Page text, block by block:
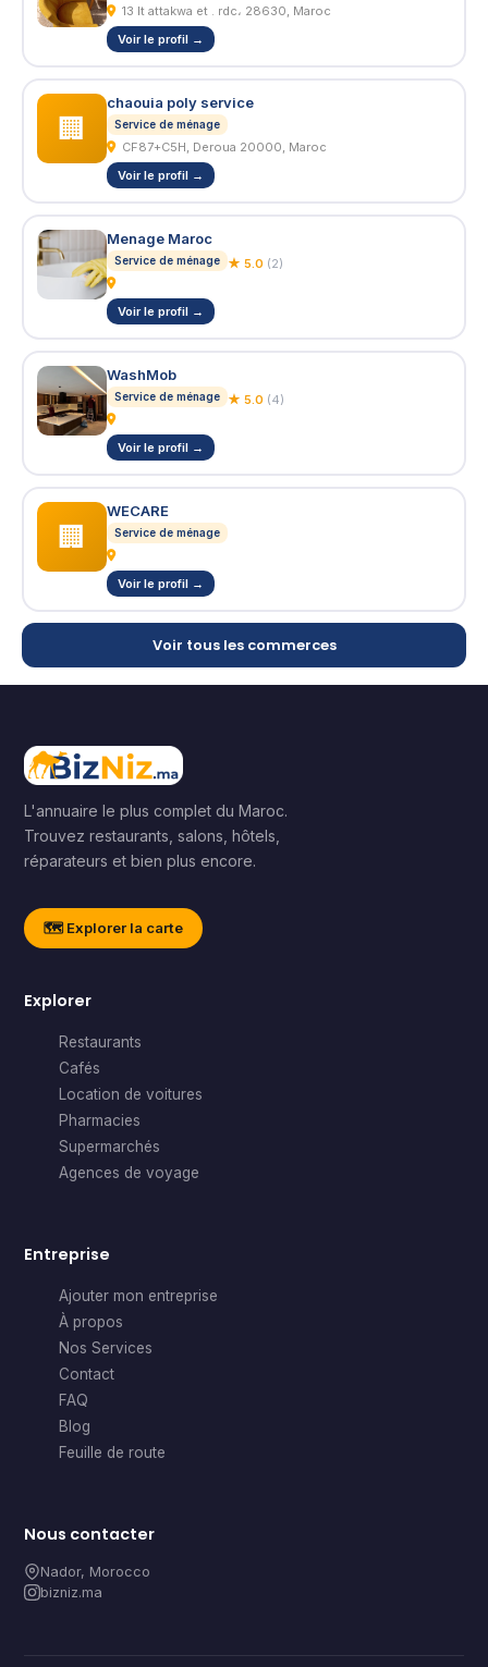
13 lt attakwa et . rdc، 28630, Maroc
Voir le profil →
🏢
chaouia poly service
Service de ménage
CF87+C5H, Deroua 20000, Maroc
Voir le profil →
Menage Maroc
Service de ménage ★ 5.0 (2)
Voir le profil →
WashMob
Service de ménage ★ 5.0 (4)
Voir le profil →
🏢
WECARE
Service de ménage
Voir le profil →
Voir tous les commerces
L'annuaire le plus complet du Maroc.
Trouvez restaurants, salons, hôtels,
réparateurs et bien plus encore.
🗺️ Explorer la carte
Explorer
Restaurants
Cafés
Location de voitures
Pharmacies
Supermarchés
Agences de voyage
Entreprise
Ajouter mon entreprise
À propos
Nos Services
Contact
FAQ
Blog
Feuille de route
Nous contacter
Nador, Morocco
bizniz.ma